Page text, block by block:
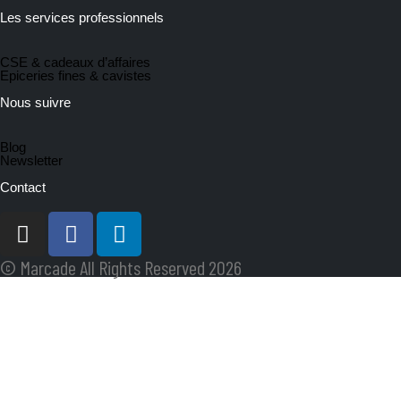
Les services professionnels
CSE & cadeaux d’affaires
Epiceries fines & cavistes
Nous suivre
Blog
Newsletter
Contact
© Marcade All Rights Reserved 2026